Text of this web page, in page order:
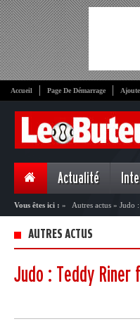
Accueil Page De Démarrage
Actualité
Vous êtes ici : » Autres actus » Judo
AUTRES ACTUS
Judo : Teddy Riner